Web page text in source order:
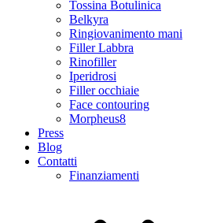
Tossina Botulinica
Belkyra
Ringiovanimento mani
Filler Labbra
Rinofiller
Iperidrosi
Filler occhiaie
Face contouring
Morpheus8
Press
Blog
Contatti
Finanziamenti